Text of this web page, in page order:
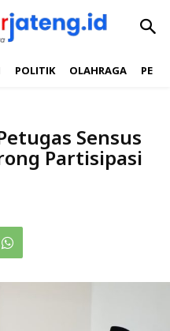
POLITIK OLAHRAGA
Sensus
Partisipasi